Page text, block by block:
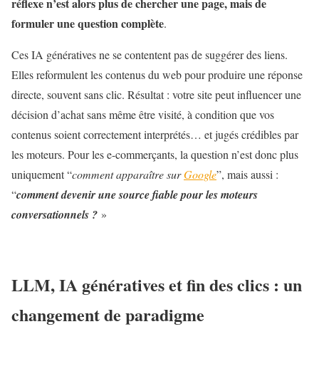
formuler une question complète.
Ces IA génératives ne se contentent pas de suggérer des liens.
Elles reformulent les contenus du web pour produire une réponse
directe, souvent sans clic. Résultat : votre site peut influencer une
décision d’achat sans même être visité, à condition que vos
contenus soient correctement interprétés… et jugés crédibles par
les moteurs. Pour les e-commerçants, la question n’est donc plus
uniquement “comment apparaître surGoogle”, mais aussi :
“comment devenir une source fiable pour les moteurs
conversationnels ? »
LLM, IA génératives et fin des clics : un
changement de paradigme